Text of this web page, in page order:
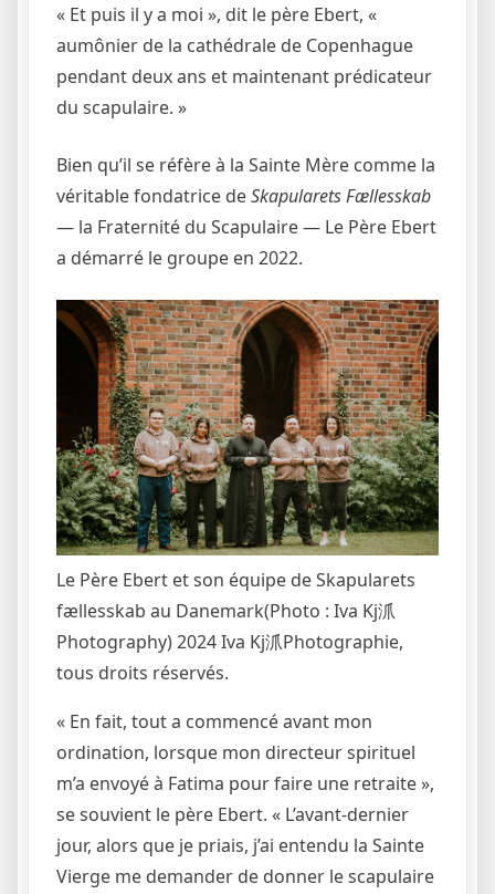
« Et puis il y a moi », dit le père Ebert, «
aumônier de la cathédrale de Copenhague
pendant deux ans et maintenant prédicateur
du scapulaire. »
Bien qu’il se réfère à la Sainte Mère comme la
véritable fondatrice deSkapularets Fællesskab
— la Fraternité du Scapulaire — Le Père Ebert
a démarré le groupe en 2022.
Le Père Ebert et son équipe de Skapularets
fællesskab au Danemark(Photo : Iva Kj沠
Photography)2024 Iva Kj沠Photographie,
tous droits réservés.
« En fait, tout a commencé avant mon
ordination, lorsque mon directeur spirituel
m’a envoyé à Fatima pour faire une retraite »,
se souvient le père Ebert. « L’avant-dernier
jour, alors que je priais, j’ai entendu la Sainte
Vierge me demander de donner le scapulaire